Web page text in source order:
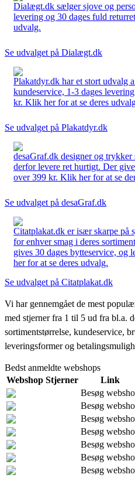
Dialægt.dk sælger sjove og
levering og 30 dages fuld
udvalg.
Se udvalget på Dialægt.dk
Plakatdyr.dk har et stort udvalg
kundeservice, 1-3 dages
kr. Klik her for at se deres
Se udvalget på Plakatdyr.dk
desaGraf.dk designer og trykker
derfor levere ret hurtigt. Der
over 399 kr. Klik her for at se
Se udvalget på desaGraf.dk
Citatplakat.dk er især skarpe på
for enhver smag i deres
gives 30 dages bytteservice, og
her for at se deres udvalg.
Se udvalget på Citatplakat.dk
Vi har gennemgået de mest
med stjerner fra 1 til 5 ud fra bl.a.
sortimentstørrelse, kundeservice,
leveringsformer og
Bedst anmeldte webshops
Webshop Stjerner
Link
Besøg
Besøg
Besøg
Besøg
Besøg
Besøg
Besøg